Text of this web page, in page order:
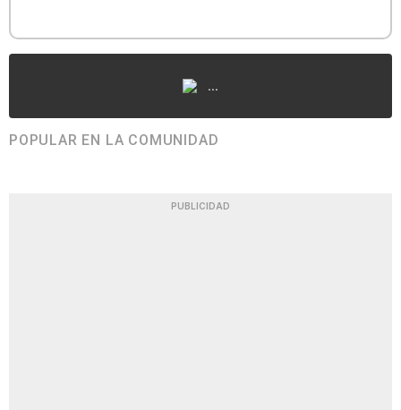
...
POPULAR EN LA COMUNIDAD
PUBLICIDAD